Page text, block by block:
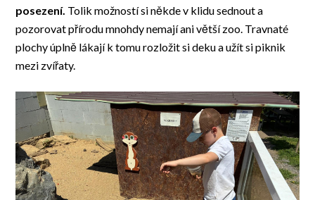
posezení. Tolik možností si někde v klidu sednout a
pozorovat přírodu mnohdy nemají ani větší zoo. Travnaté
plochy úplně lákají k tomu rozložit si deku a užít si piknik
mezi zvířaty.